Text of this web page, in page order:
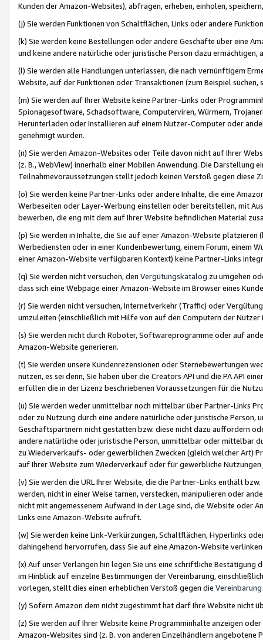
Kunden der Amazon-Websites), abfragen, erheben, einholen,
(j) Sie werden Funktionen von Schaltflächen, Links oder andere
(k) Sie werden keine Bestellungen oder andere Geschäfte über eine
und keine andere natürliche oder juristische Person dazu
(l) Sie werden alle Handlungen unterlassen, die nach vernünftigem
Website, auf der Funktionen oder Transaktionen (zum Beispiel
(m) Sie werden auf Ihrer Website keine Partner-Links oder
Spionagesoftware, Schadsoftware, Computerviren, Würmern,
Herunterladen oder Installieren auf einem Nutzer-Computer oder
genehmigt wurden.
(n) Sie werden Amazon-Websites oder Teile davon nicht auf Ihrer
(z. B., WebView) innerhalb einer Mobilen Anwendung. Die Darstellung
Teilnahmevoraussetzungen stellt jedoch keinen Verstoß gegen diese
(o) Sie werden keine Partner-Links oder andere Inhalte, die eine
Werbeseiten oder Layer-Werbung einstellen oder bereitstellen, mit
bewerben, die eng mit dem auf Ihrer Website befindlichen Material
(p) Sie werden in Inhalte, die Sie auf einer Amazon-Website
Werbediensten oder in einer Kundenbewertung, einem Forum, einem
einer Amazon-Website verfügbaren Kontext) keine Partner-Links
(q) Sie werden nicht versuchen, den Vergütungskatalog zu umgehen
dass sich eine Webpage einer Amazon-Website im Browser eines
(r) Sie werden nicht versuchen, Internetverkehr (Traffic) oder
umzuleiten (einschließlich mit Hilfe von auf den Computern der
(s) Sie werden nicht durch Roboter, Softwareprogramme oder auf
Amazon-Website generieren.
(t) Sie werden unsere Kundenrezensionen oder Sternebewertungen
nutzen, es sei denn, Sie haben über die Creators API und die PA API
erfüllen die in der Lizenz beschriebenen Voraussetzungen für die
(u) Sie werden weder unmittelbar noch mittelbar über Partner-Links
oder zu Nutzung durch eine andere natürliche oder juristische
Geschäftspartnern nicht gestatten bzw. diese nicht dazu auffordern
andere natürliche oder juristische Person, unmittelbar oder mittelbar
zu Wiederverkaufs- oder gewerblichen Zwecken (gleich welcher Art)
auf Ihrer Website zum Wiederverkauf oder für gewerbliche
(v) Sie werden die URL Ihrer Website, die die Partner-Links enthält
werden, nicht in einer Weise tarnen, verstecken, manipulieren oder
nicht mit angemessenem Aufwand in der Lage sind, die Website oder
Links eine Amazon-Website aufruft.
(w) Sie werden keine Link-Verkürzungen, Schaltflächen, Hyperlinks
dahingehend hervorrufen, dass Sie auf eine Amazon-Website
(x) Auf unser Verlangen hin legen Sie uns eine schriftliche
im Hinblick auf einzelne Bestimmungen der Vereinbarung,
vorlegen, stellt dies einen erheblichen Verstoß gegen die Vereinbarung
(y) Sofern Amazon dem nicht zugestimmt hat darf Ihre Website nicht
(z) Sie werden auf Ihrer Website keine Programminhalte anzeigen
Amazon-Websites sind (z. B. von anderen Einzelhändlern